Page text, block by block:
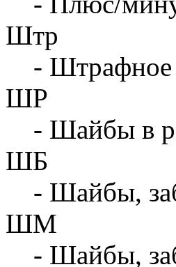
Штр
- Штрафное
ШР
- Шайбы в
ШБ
- Шайбы,
ШМ
- Шайбы,